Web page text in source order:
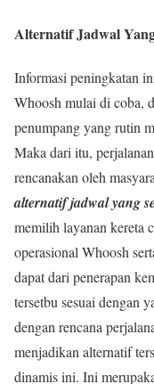
Alternatif Jadwal
Informasi peningkatan
Whoosh mulai di coba,
penumpang yang rutin
Maka dari itu,
rencanakan oleh
alternatif jadwal yang
memilih layanan kereta
operasional Whoosh
dapat dari penerapan
tersetbu sesuai dengan
dengan rencana
menjadikan alternatif
dinamis ini. Ini